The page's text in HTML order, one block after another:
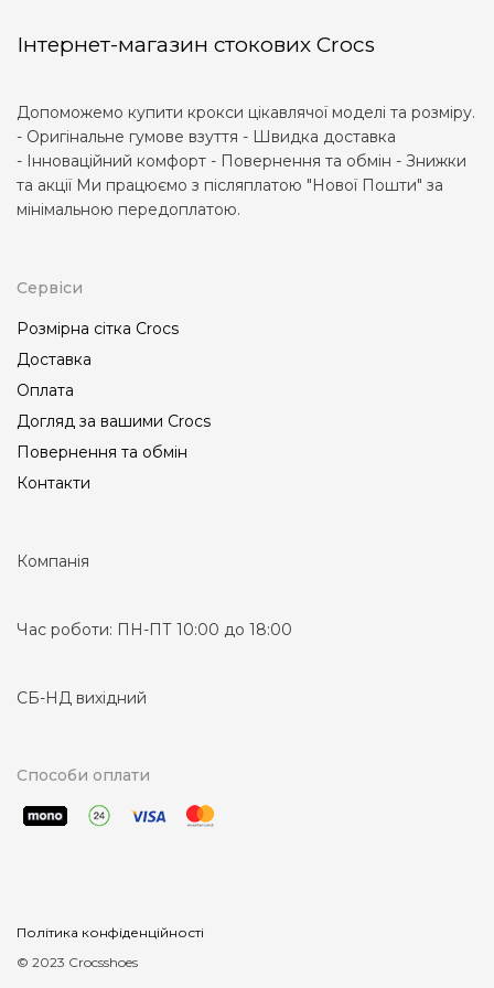
Інтернет-магазин стокових Crocs
Допоможемо купити крокси цікавлячої моделі та розміру.
- Оригінальне гумове взуття - Швидка доставка
- Інноваційний комфорт - Повернення та обмін - Знижки
та акції Ми працюємо з післяплатою "Нової Пошти" за
мінімальною передоплатою.
Сервіси
Розмірна сітка Crocs
Доставка
Оплата
Догляд за вашими Crocs
Повернення та обмін
Контакти
Компанія
Час роботи: ПН-ПТ 10:00 до 18:00
СБ-НД вихідний
Способи оплати
Політика конфіденційності
© 2023 Crocsshoes